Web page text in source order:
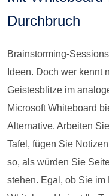
Durchbruch
Brainstorming-
Ideen. Doch wer kennt
Geistesblitze im
Microsoft Whiteboard
Alternative. Arbeiten
Tafel, fügen Sie
so, als würden Sie
stehen. Egal, ob Sie im